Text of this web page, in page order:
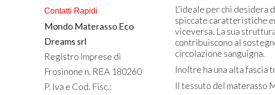
L’ideale per chi
spiccate caratteristiche
viceversa. La sua
contribuiscono al
circolazione sanguigna.
Inoltre ha una alta fascia
Il tessuto del materasso
Contatti Rapidi
Mondo Materasso Eco
Dreams srl
Registro Imprese di
Frosinone n. REA 180260
P. Iva e Cod. Fisc.: